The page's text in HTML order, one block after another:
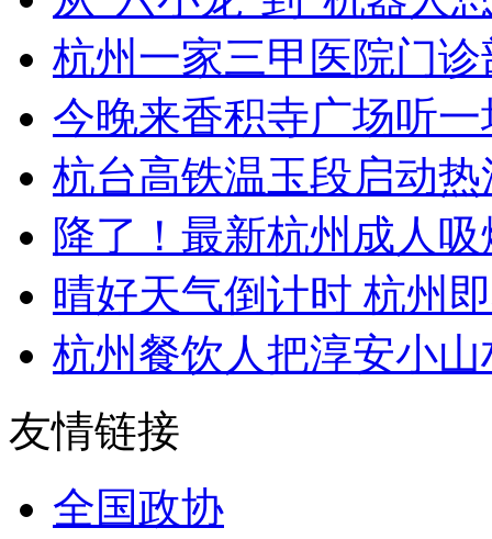
杭州一家三甲医院门
今晚来香积寺广场听
杭台高铁温玉段启动
降了！最新杭州成人吸
晴好天气倒计时 杭州
杭州餐饮人把淳安小山
友情链接
全国政协